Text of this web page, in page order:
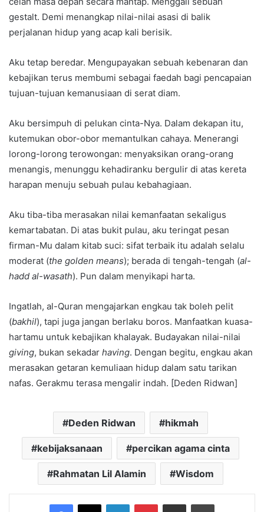
gestalt. Demi menangkap nilai-nilai asasi di balik
perjalanan hidup yang acap kali berisik.
Aku tetap beredar. Mengupayakan sebuah kebenaran dan
kebajikan terus membumi sebagai faedah bagi pencapaian
tujuan-tujuan kemanusiaan di serat diam.
Aku bersimpuh di pelukan cinta-Nya. Dalam dekapan itu,
kutemukan obor-obor memantulkan cahaya. Menerangi
lorong-lorong terowongan: menyaksikan orang-orang
menangis, menunggu kehadiranku bergulir di atas kereta
harapan menuju sebuah pulau kebahagiaan.
Aku tiba-tiba merasakan nilai kemanfaatan sekaligus
kemartabatan. Di atas bukit pulau, aku teringat pesan
firman-Mu dalam kitab suci: sifat terbaik itu adalah selalu
moderat (the golden means); berada di tengah-tengah (al-
hadd al-wasath). Pun dalam menyikapi harta.
Ingatlah, al-Quran mengajarkan engkau tak boleh pelit
(bakhil), tapi juga jangan berlaku boros. Manfaatkan kuasa-
hartamu untuk kebajikan khalayak. Budayakan nilai-nilai
giving, bukan sekadar having. Dengan begitu, engkau akan
merasakan getaran kemuliaan hidup dalam satu tarikan
nafas. Gerakmu terasa mengalir indah. [Deden Ridwan]
Deden Ridwan hikmah
kebijaksanaan percikan agama cinta
Rahmatan Lil Alamin Wisdom
Facebook
X LinkedInPinterestShare via Email Print